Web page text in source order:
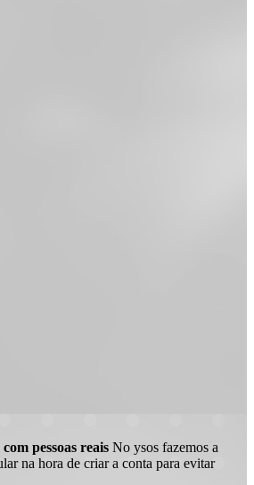
pessoas reais No ysos fazemos a
na hora de criar a conta para evitar